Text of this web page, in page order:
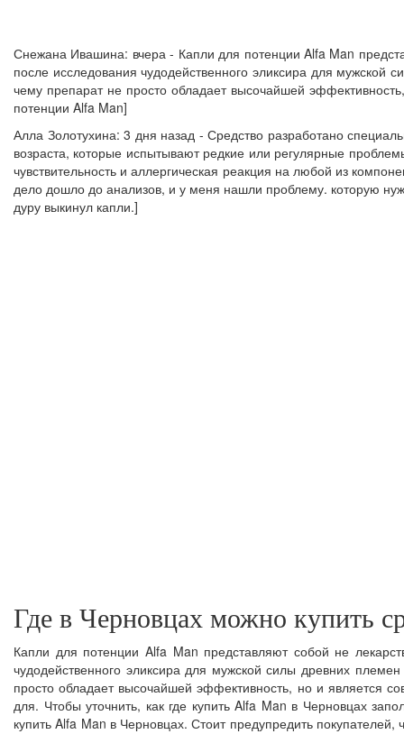
Снежана Ивашина: вчера - Капли для потенции Alfa Man
после исследования чудодейственного эликсира для
чему препарат не просто обладает высочайшей
потенции Alfa Man]
Алла Золотухина: 3 дня назад - Средство разработано
возраста, которые испытывают редкие или регулярные
чувствительность и аллергическая реакция на любой из
дело дошло до анализов, и у меня нашли проблему. которую
дуру выкинул капли.]
Где в Черновцах можно купить
Капли для потенции Alfa Man представляют собой не
чудодейственного эликсира для мужской силы древних
просто обладает высочайшей эффективность, но и является
для. Чтобы уточнить, как где купить Alfa Man в Черновцах
купить Alfa Man в Черновцах. Стоит предупредить